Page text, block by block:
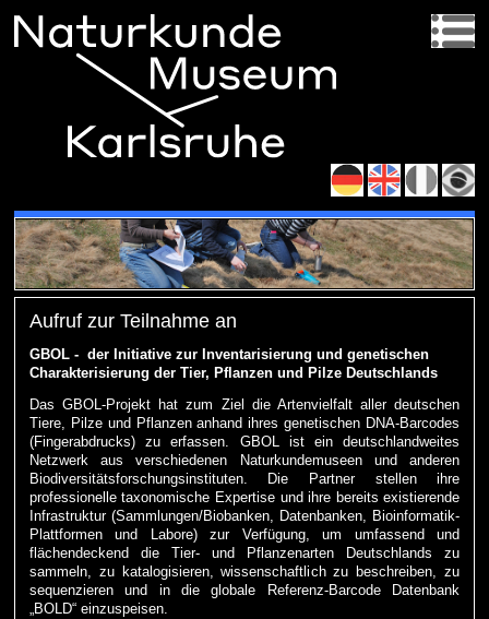
Aufruf zur Teilnahme an
GBOL - der Initiative zur Inventarisierung und genetischen
Charakterisierung der Tier, Pflanzen und Pilze Deutschlands
Das GBOL-Projekt hat zum Ziel die Artenvielfalt aller deutschen
Tiere, Pilze und Pflanzen anhand ihres genetischen DNA-Barcodes
(Fingerabdrucks) zu erfassen. GBOL ist ein deutschlandweites
Netzwerk aus verschiedenen Naturkundemuseen und anderen
Biodiversitätsforschungsinstituten. Die Partner stellen ihre
professionelle taxonomische Expertise und ihre bereits existierende
Infrastruktur (Sammlungen/Biobanken, Datenbanken, Bioinformatik-
Plattformen und Labore) zur Verfügung, um umfassend und
flächendeckend die Tier- und Pflanzenarten Deutschlands zu
sammeln, zu katalogisieren, wissenschaftlich zu beschreiben, zu
sequenzieren und in die globale Referenz-Barcode Datenbank
„BOLD“ einzuspeisen.